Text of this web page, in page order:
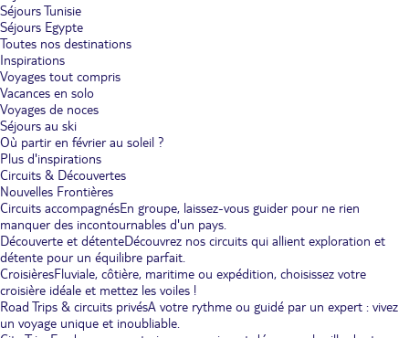
Séjours Tunisie
Séjours Egypte
Toutes nos destinations
Inspirations
Voyages tout compris
Vacances en solo
Voyages de noces
Séjours au ski
Où partir en février au soleil ?
Plus d'inspirations
Circuits & Découvertes
Nouvelles Frontières
Circuits accompagnésEn groupe, laissez-vous guider pour ne rien
manquer des incontournables d'un pays.
Découverte et détenteDécouvrez nos circuits qui allient exploration et
détente pour un équilibre parfait.
CroisièresFluviale, côtière, maritime ou expédition, choisissez votre
croisière idéale et mettez les voiles !
Road Trips & circuits privésA votre rythme ou guidé par un expert : vivez
un voyage unique et inoubliable.